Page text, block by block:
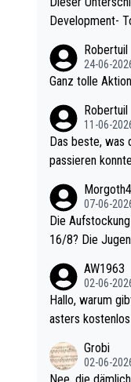
Development-
e mal 40+ erst recht. Da gewinnst keinen
och krasser wie ein Pokalspiel eines Kreisligisten vs einem Bu
Robertuil
24-06-
Ganz tolle
Robertuil
11-06-
Das beste, was
passieren
07-06-
Die
16/8? Die Jugendspiele waren letztes Jahr durchaus sehr kur
l. Allerdings ist Mitchell Lawrie als Nummer 1 der Welt eh quali
fiziert. Somit
eisters erstmal nichts. Ich denke sie
d wohl wenig
etztes Jahr der
AW1963
02-06-
Hallo, warum gibt es keinen Hinweis, dass die Nordic Darts M
asters
Grobi
02-06-